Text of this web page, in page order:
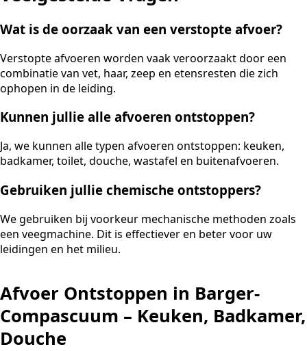
Wat is de oorzaak van een verstopte afvoer?
Verstopte afvoeren worden vaak veroorzaakt door een
combinatie van vet, haar, zeep en etensresten die zich
ophopen in de leiding.
Kunnen jullie alle afvoeren ontstoppen?
Ja, we kunnen alle typen afvoeren ontstoppen: keuken,
badkamer, toilet, douche, wastafel en buitenafvoeren.
Gebruiken jullie chemische ontstoppers?
We gebruiken bij voorkeur mechanische methoden zoals
een veegmachine. Dit is effectiever en beter voor uw
leidingen en het milieu.
Afvoer Ontstoppen in Barger-
Compascuum – Keuken, Badkamer,
Douche